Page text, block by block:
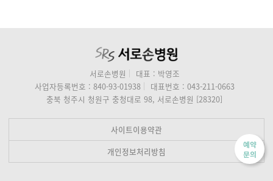
예약
문의
서로손병원
대표 : 박영조
사업자등록번호 : 840-93-01938
대표번호 : 043-211-0663
충북 청주시 청원구 충청대로 98, 서로손병원 [28320]
사이트이용약관
개인정보처리방침